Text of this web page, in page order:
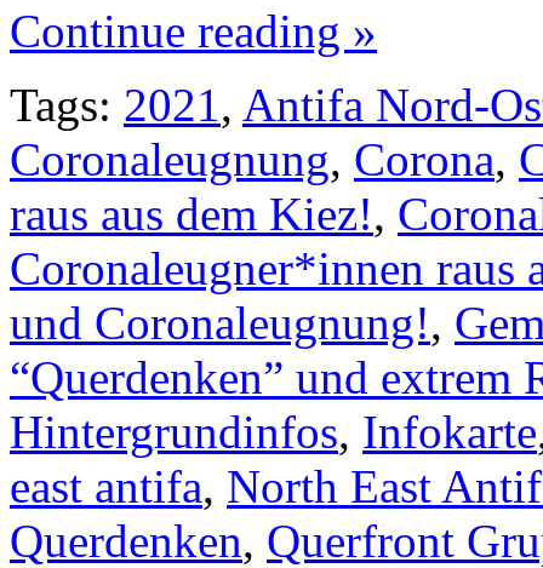
Continue reading »
Tags: 2021, Antifa Nord-
Coronaleugnung, Corona,
raus aus dem Kiez!,
Coronaleugner*innen raus
und Coronaleugnung!,
“Querdenken” und extrem
Hintergrundinfos, Infokarte
east antifa, North East
Querdenken, Querfront